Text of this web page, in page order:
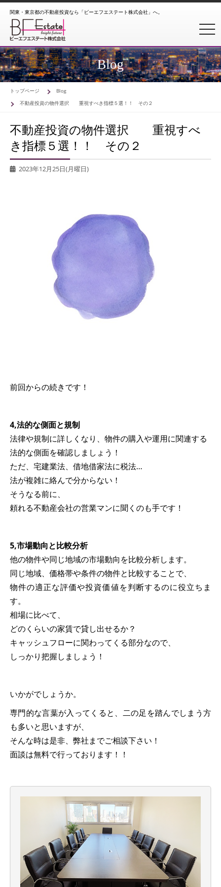
関東・東京都の不動産投資なら「ビーエフエステート株式会社」へ。
Blog
トップページ
Blog
不動産投資の物件選択 重視すべき指標５選！！ その２
不動産投資の物件選択 重視すべ
き指標５選！！ その２
2023年12月25日(月曜日)
前回からの続きです！
4,法的な側面と規制
法律や規制に詳しくなり、物件の購入や運用に関連する
法的な側面を確認しましょう！
ただ、宅建業法、借地借家法に税法…
法が複雑に絡んで分からない！
そうなる前に、
頼れる不動産会社の営業マンに聞くのも手です！
5,市場動向と比較分析
他の物件や同じ地域の市場動向を比較分析します。
同じ地域、価格帯や条件の物件と比較することで、
物件の適正な評価や投資価値を判断するのに役立ちま
す。
相場に比べて、
どのくらいの家賃で貸し出せるか？
キャッシュフローに関わってくる部分なので、
しっかり把握しましょう！
いかがでしょうか。
専門的な言葉が入ってくると、二の足を踏んでしまう方
も多いと思いますが、
そんな時は是非、弊社までご相談下さい！
面談は無料で行っております！！